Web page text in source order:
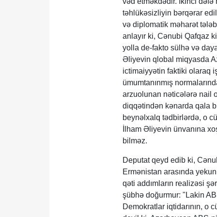
təhlükəsizliyin bərqərar
və diplomatik məharət
anlayır ki, Cənubi Qafqaz
yolla de-fakto sülhə və
Əliyevin qlobal miqyasda
ictimaiyyətin faktiki olaraq
ümumtanınmış
arzuolunan nəticələrə nail
diqqətindən kənarda qala
beynəlxalq tədbirlərdə, o
İlham Əliyevin ünvanına
bilməz.
Deputat qeyd edib ki,
Ermənistan arasında
qəti addımların realizəsi
şübhə doğurmur: "Lakin
Demokratlar iqtidarının, o